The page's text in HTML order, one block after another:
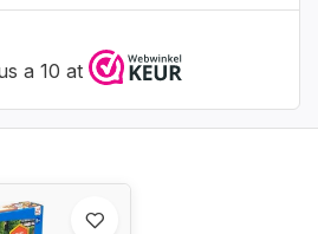
a 10 at